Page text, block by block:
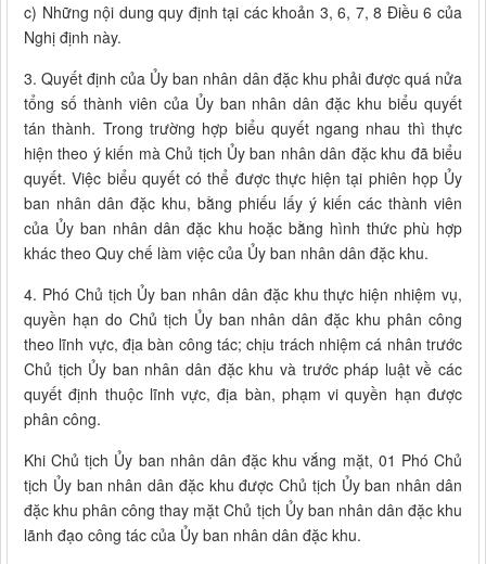
c) Những nội dung quy định tại các khoản 3, 6, 7, 8 Điều 6 của
Nghị định này.
3. Quyết định của Ủy ban nhân dân đặc khu phải được quá nửa
tổng số thành viên của Ủy ban nhân dân đặc khu biểu quyết
tán thành. Trong trường hợp biểu quyết ngang nhau thì thực
hiện theo ý kiến mà Chủ tịch Ủy ban nhân dân đặc khu đã biểu
quyết. Việc biểu quyết có thể được thực hiện tại phiên họp Ủy
ban nhân dân đặc khu, bằng phiếu lấy ý kiến các thành viên
của Ủy ban nhân dân đặc khu hoặc bằng hình thức phù hợp
khác theo Quy chế làm việc của Ủy ban nhân dân đặc khu.
4. Phó Chủ tịch Ủy ban nhân dân đặc khu thực hiện nhiệm vụ,
quyền hạn do Chủ tịch Ủy ban nhân dân đặc khu phân công
theo lĩnh vực, địa bàn công tác; chịu trách nhiệm cá nhân trước
Chủ tịch Ủy ban nhân dân đặc khu và trước pháp luật về các
quyết định thuộc lĩnh vực, địa bàn, phạm vi quyền hạn được
phân công.
Khi Chủ tịch Ủy ban nhân dân đặc khu vắng mặt, 01 Phó Chủ
tịch Ủy ban nhân dân đặc khu được Chủ tịch Ủy ban nhân dân
đặc khu phân công thay mặt Chủ tịch Ủy ban nhân dân đặc khu
lãnh đạo công tác của Ủy ban nhân dân đặc khu.